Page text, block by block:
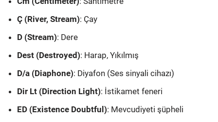
Ç (River, Stream): Çay
D (Stream): Dere
Dest (Destroyed): Harap, Yıkılmış
D/a (Diaphone): Diyafon (Ses sinyali cihazı)
Dir Lt (Direction Light): İstikamet feneri
ED (Existence Doubtful): Mevcudiyeti şüpheli